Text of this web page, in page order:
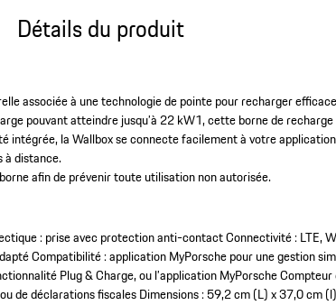
Détails du produit
associée à une technologie de pointe pour recharger
pouvant atteindre jusqu’à 22 kW1, cette borne de
intégrée, la Wallbox se connecte facilement à votre
à distance.
afin de prévenir toute utilisation non autorisée.
: prise avec protection anti-contactConnectivité : LTE,
Compatibilité : application MyPorsche pour une gestion
Plug & Charge, ou l’application MyPorscheCompteur
de déclarations fiscalesDimensions : 59,2 cm (L) x 37,0 cm